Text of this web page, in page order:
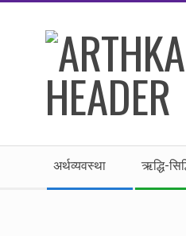
।।
Secondary
अर्थव्यवस्था ऋद्धि-